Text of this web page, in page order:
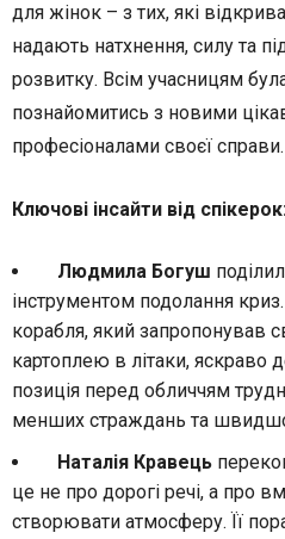
для жінок – з тих, які
надають натхнення, силу та
розвитку. Всім учасницям
познайомитись з новими
професіоналами своєї справи.
Ключові інсайти від
Людмила Богуш
інструментом подолання криз.
корабля, який запропонував
картоплею в літаки, яскраво
позиція перед обличчям
менших страждань та
Наталія Кравець
це не про дорогі речі, а про
створювати атмосферу. Її